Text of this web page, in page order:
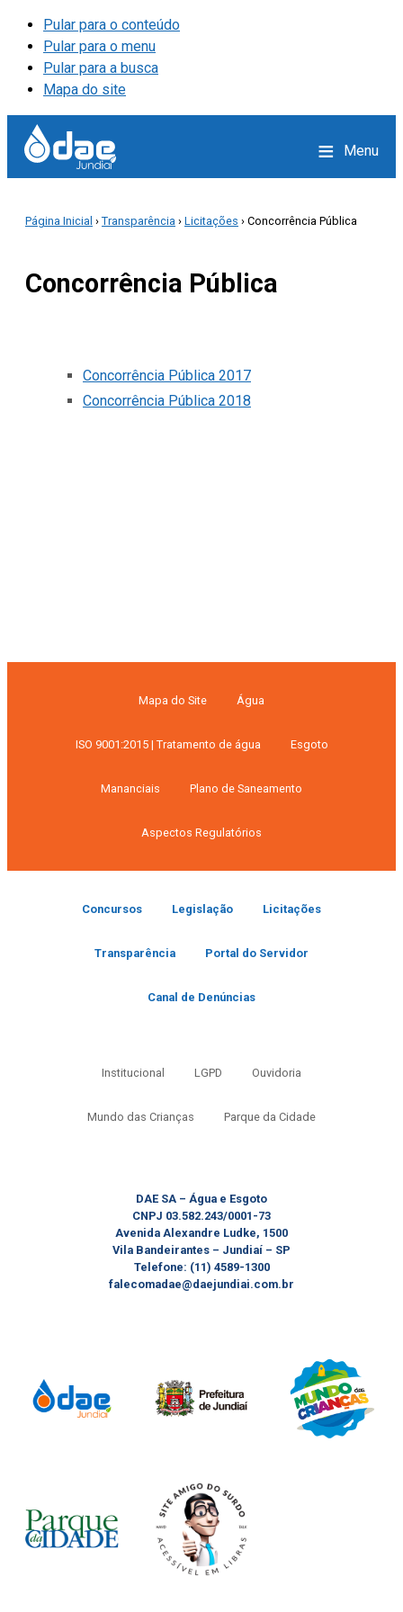
Pular para o conteúdo
Pular para o menu
Pular para a busca
Mapa do site
≡ Menu
Página Inicial › Transparência › Licitações › Concorrência Pública
Concorrência Pública
Concorrência Pública 2017
Concorrência Pública 2018
Mapa do Site Água
ISO 9001:2015 | Tratamento de água Esgoto
Mananciais Plano de Saneamento
Aspectos Regulatórios
Concursos Legislação Licitações
Transparência Portal do Servidor
Canal de Denúncias
Institucional LGPD Ouvidoria
Mundo das Crianças Parque da Cidade
DAE SA – Água e Esgoto
CNPJ 03.582.243/0001-73
Avenida Alexandre Ludke, 1500
Vila Bandeirantes – Jundiaí – SP
Telefone: (11) 4589-1300
falecomadae@daejundiai.com.br